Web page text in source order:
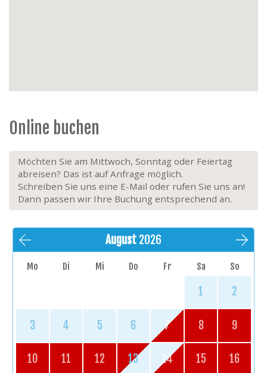
Online buchen
Möchten Sie am Mittwoch, Sonntag oder Feiertag
abreisen? Das ist auf Anfrage möglich.
Schreiben Sie uns eine E-Mail oder rufen Sie uns an!
Dann passen wir Ihre Buchung entsprechend an.
August 2026
Mo Di Mi Do Fr Sa So
1 2
3 4 5 6 7 8 9
10 11 12 13 14 15 16